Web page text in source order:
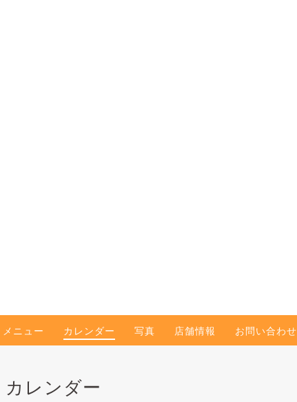
メニュー カレンダー 写真 店舗情報 お問い合わせ
カレンダー